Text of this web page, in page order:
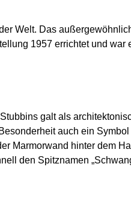
Welt. Das
1957 errichtet und war
galt als
auch ein
Marmorwand hinter dem
den Spitznamen